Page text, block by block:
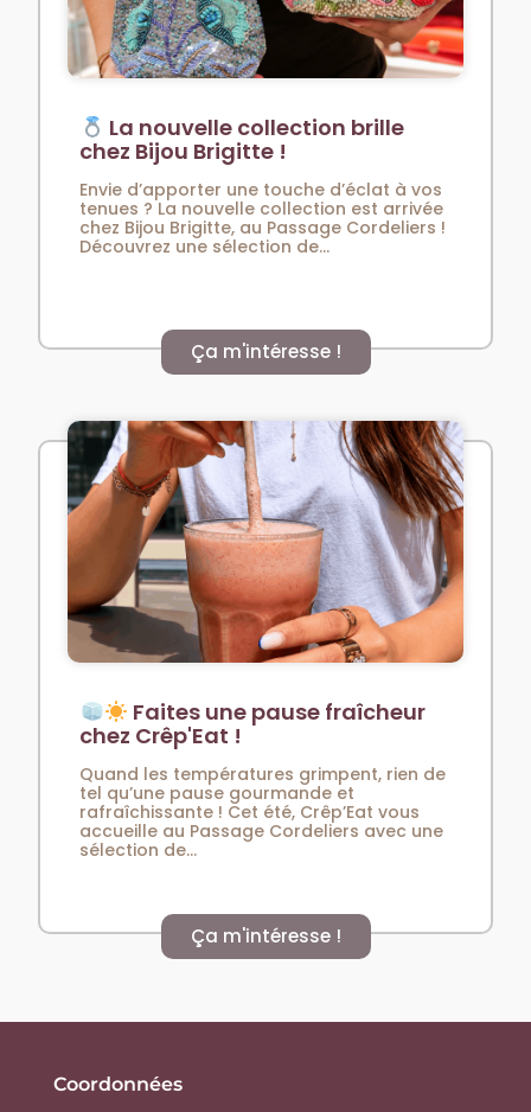
La nouvelle collection brille
chez Bijou Brigitte !
Envie d’apporter une touche d’éclat à vos
tenues ? La nouvelle collection est arrivée
chez Bijou Brigitte, au Passage Cordeliers !
Découvrez une sélection de...
Ça m'intéresse !
Faites une pause fraîcheur
chez Crêp'Eat !
Quand les températures grimpent, rien de
tel qu’une pause gourmande et
rafraîchissante ! Cet été, Crêp’Eat vous
accueille au Passage Cordeliers avec une
sélection de...
Ça m'intéresse !
Coordonnées